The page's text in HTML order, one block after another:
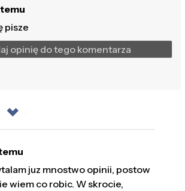
pisze
opinię do tego komentarza
juz mnostwo opinii, postow
wiem co robic. W skrocie,